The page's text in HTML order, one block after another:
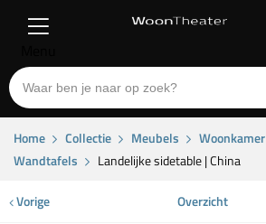
Home Collectie Meubels Woonkamer
Wandtafels
Landelijke sidetable | China
Vorige Overzicht